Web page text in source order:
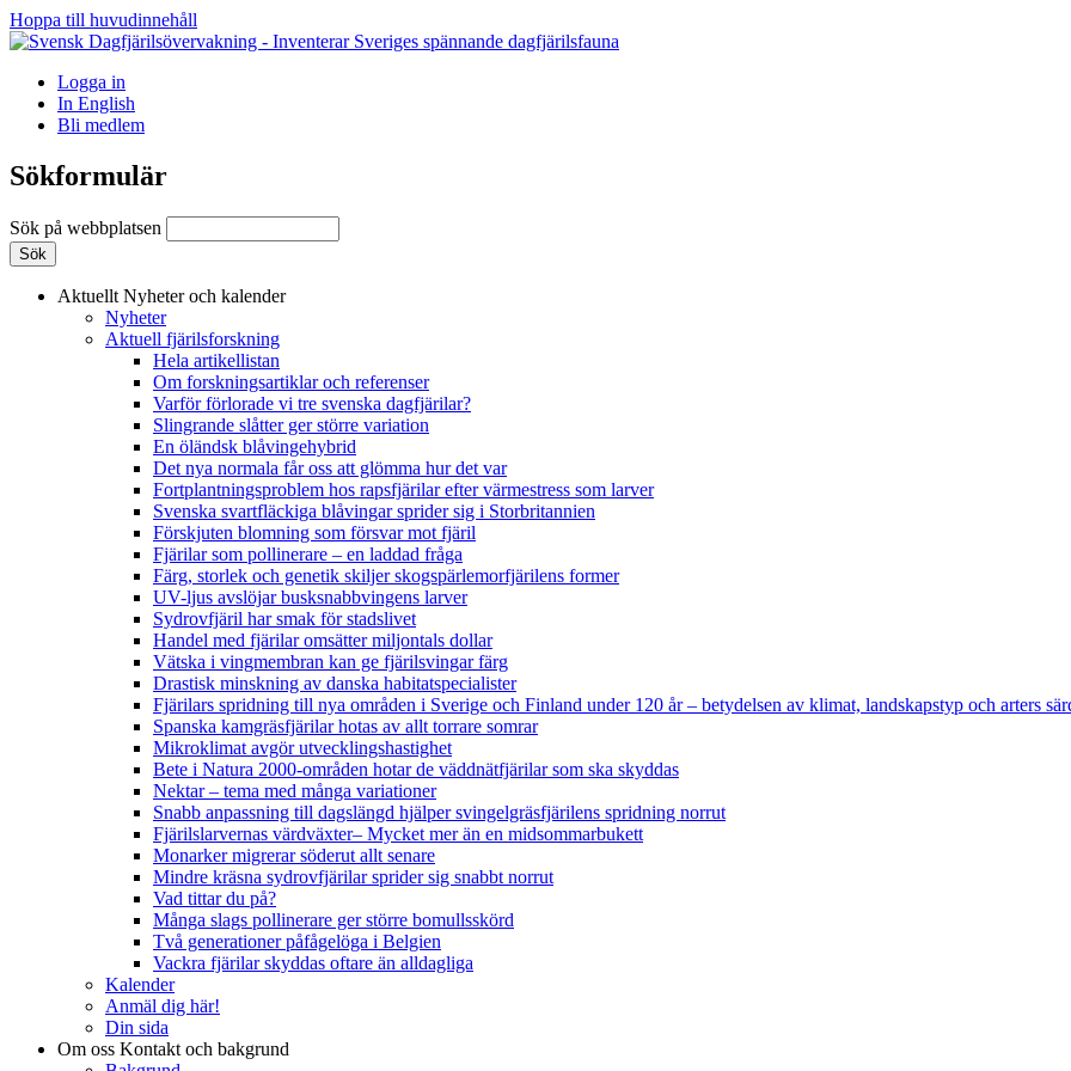
Hoppa till huvudinnehåll
Logga in
In English
Bli medlem
Sökformulär
Sök på webbplatsen
Aktuellt Nyheter och kalender
Nyheter
Aktuell fjärilsforskning
Hela artikellistan
Om forskningsartiklar och referenser
Varför förlorade vi tre svenska dagfjärilar?
Slingrande slåtter ger större variation
En öländsk blåvingehybrid
Det nya normala får oss att glömma hur det var
Fortplantningsproblem hos rapsfjärilar efter värmestress som larver
Svenska svartfläckiga blåvingar sprider sig i Storbritannien
Förskjuten blomning som försvar mot fjäril
Fjärilar som pollinerare – en laddad fråga
Färg, storlek och genetik skiljer skogspärlemorfjärilens former
UV-ljus avslöjar busksnabbvingens larver
Sydrovfjäril har smak för stadslivet
Handel med fjärilar omsätter miljontals dollar
Vätska i vingmembran kan ge fjärilsvingar färg
Drastisk minskning av danska habitatspecialister
Fjärilars spridning till nya områden i Sverige och Finland under 120 år– betydelsen av klimat, landskapstyp och arters
Spanska kamgräsfjärilar hotas av allt torrare somrar
Mikroklimat avgör utvecklingshastighet
Bete i Natura 2000-områden hotar de väddnätfjärilar som ska skyddas
Nektar – tema med många variationer
Snabb anpassning till dagslängd hjälper svingelgräsfjärilens spridning norrut
Fjärilslarvernas värdväxter– Mycket mer än en midsommarbukett
Monarker migrerar söderut allt senare
Mindre kräsna sydrovfjärilar sprider sig snabbt norrut
Vad tittar du på?
Många slags pollinerare ger större bomullsskörd
Två generationer påfågelöga i Belgien
Vackra fjärilar skyddas oftare än alldagliga
Kalender
Anmäl dig här!
Din sida
Om oss Kontakt och bakgrund